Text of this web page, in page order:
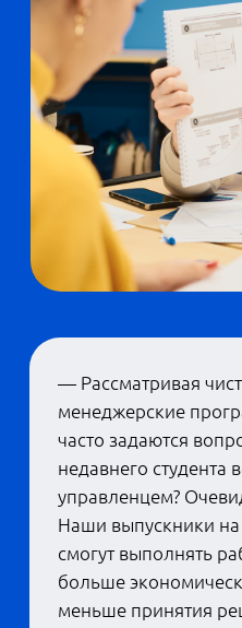
В ШЭМ — на «охоту
головами»
Школа экономики и менеджмента,
факультеты Питерской Вышки, с
включает студентов в проектную
Например, в 2023 году
проводили SWOT-анализ для 18
среди которых были отечественная
крупный банк, один из ключевых
магазинов и даже
Всего у ШЭМ более 100
страны: финансовые,
производственные,
транспортные и т.д. Благодаря
курсовыми и дипломными
становятся практические
разработки, решающие